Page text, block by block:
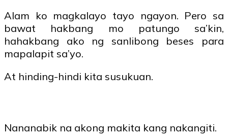
Alam ko magkalayo tayo ngayon. Pero sa
bawat hakbang mo patungo sa’kin,
hahakbang ako ng sanlibong beses para
mapalapit sa’yo.
At hinding-hindi kita susukuan.
Nananabik na akong makita kang nakangiti.